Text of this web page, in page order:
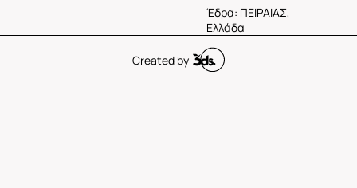
Έδρα: ΠΕΙΡΑΙΑΣ,
Ελλάδα
Created by